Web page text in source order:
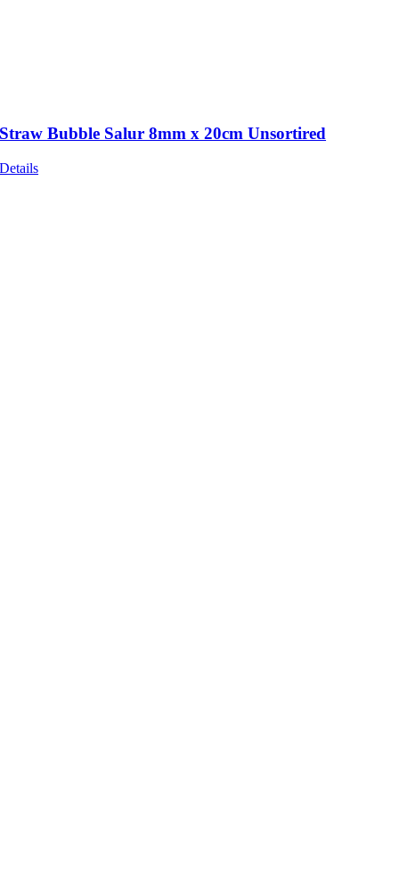
Straw Bubble Salur 8mm x 20cm Unsortired
Details